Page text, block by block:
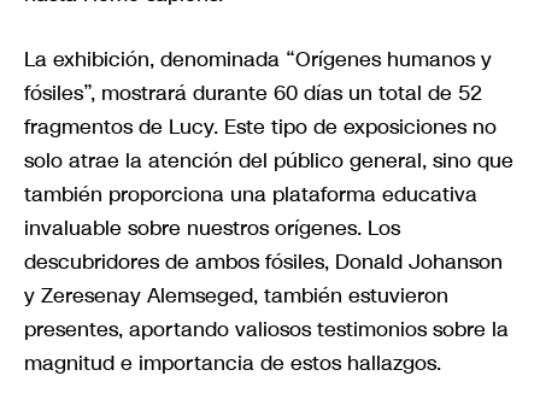
La exhibición, denominada “Orígenes humanos y
fósiles”, mostrará durante 60 días un total de 52
fragmentos de Lucy. Este tipo de exposiciones no
solo atrae la atención del público general, sino que
también proporciona una plataforma educativa
invaluable sobre nuestros orígenes. Los
descubridores de ambos fósiles, Donald Johanson
y Zeresenay Alemseged, también estuvieron
presentes, aportando valiosos testimonios sobre la
magnitud e importancia de estos hallazgos.